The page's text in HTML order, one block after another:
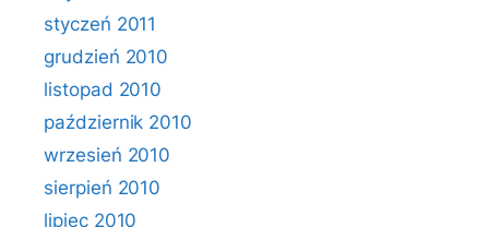
styczeń 2011
grudzień 2010
listopad 2010
październik 2010
wrzesień 2010
sierpień 2010
lipiec 2010